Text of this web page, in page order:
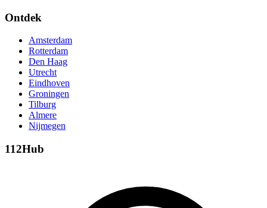
Ontdek
Amsterdam
Rotterdam
Den Haag
Utrecht
Eindhoven
Groningen
Tilburg
Almere
Nijmegen
112Hub